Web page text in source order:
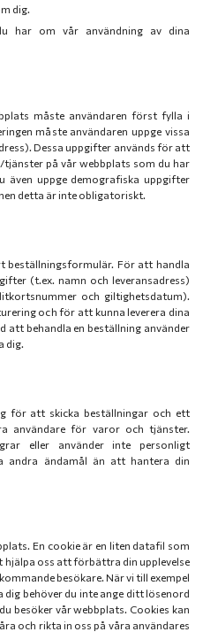
dig.
har om vår användning av dina
måste användaren först fylla i
måste användaren uppge vissa
Dessa uppgifter används för att
på vår webbplats som du har
även uppge demografiska uppgifter
detta är inte obligatoriskt.
För att handla
(t.ex. namn och leveransadress)
och giltighetsdatum).
och för att kunna leverera dina
att behandla en beställning använder
dig.
för att skicka beställningar och ett
användare för varor och tjänster.
eller använder inte personligt
andra ändamål än att hantera din
En cookie är en liten datafil som
hjälpa oss att förbättra din upplevelse
besökare. När vi till exempel
behöver du inte ange ditt lösenord
besöker vår webbplats. Cookies kan
och rikta in oss på våra användares